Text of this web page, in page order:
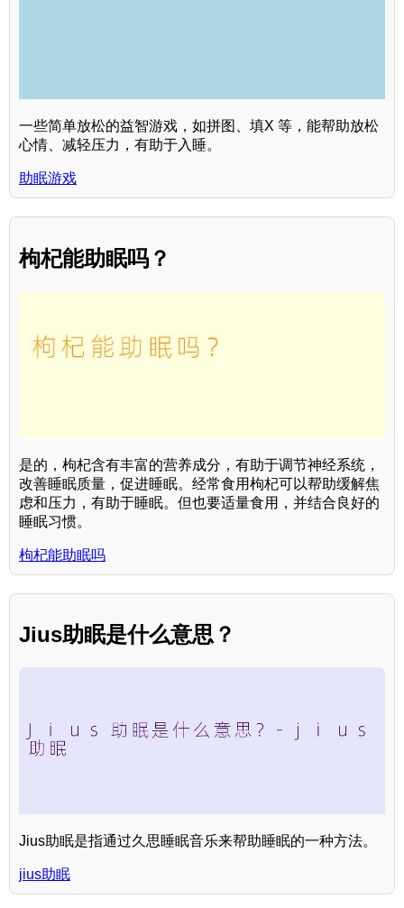
一些简单放松的益智游戏，如拼图、填X 等，能帮助放松
心情、减轻压力，有助于入睡。
助眠游戏
枸杞能助眠吗？
是的，枸杞含有丰富的营养成分，有助于调节神经系统，
改善睡眠质量，促进睡眠。经常食用枸杞可以帮助缓解焦
虑和压力，有助于睡眠。但也要适量食用，并结合良好的
睡眠习惯。
枸杞能助眠吗
Jius助眠是什么意思？
Jius助眠是指通过久思睡眠音乐来帮助睡眠的一种方法。
jius助眠